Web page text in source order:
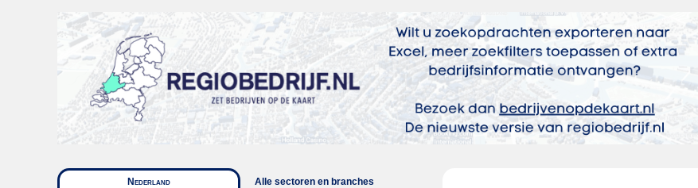
Nederland
Alle sectoren en branches